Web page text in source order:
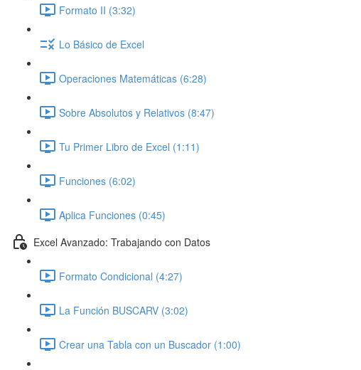
Formato II (3:32)
Lo Básico de Excel
Operaciones Matemáticas (6:28)
Sobre Absolutos y Relativos (8:47)
Tu Primer Libro de Excel (1:11)
Funciones (6:02)
Aplica Funciones (0:45)
Excel Avanzado: Trabajando con Datos
Formato Condicional (4:27)
La Función BUSCARV (3:02)
Crear una Tabla con un Buscador (1:00)